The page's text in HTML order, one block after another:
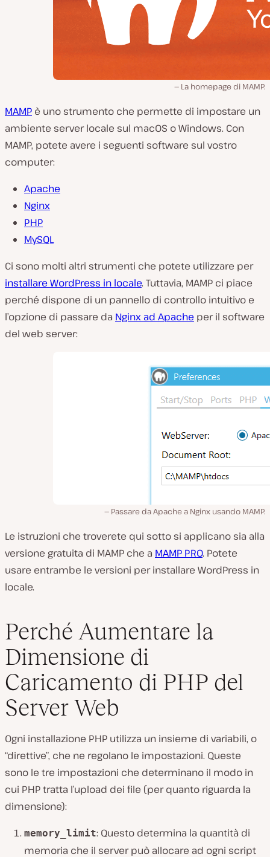
La homepage di MAMP.
MAMP è uno strumento che permette di impostare un
ambiente server locale sul macOS o Windows. Con
MAMP, potete avere i seguenti software sul vostro
computer:
Apache
Nginx
PHP
MySQL
Ci sono molti altri strumenti che potete utilizzare per
installare WordPress in locale. Tuttavia, MAMP ci piace
perché dispone di un pannello di controllo intuitivo e
l’opzione di passare da Nginx ad Apache per il software
del web server:
Passare da Apache a Nginx usando MAMP.
Le istruzioni che troverete qui sotto si applicano sia alla
versione gratuita di MAMP che a MAMP PRO. Potete
usare entrambe le versioni per installare WordPress in
locale.
Perché Aumentare la
Dimensione di
Caricamento di PHP del
Server Web
Ogni installazione PHP utilizza un insieme di variabili, o
“direttive”, che ne regolano le impostazioni. Queste
sono le tre impostazioni che determinano il modo in
cui PHP tratta l’upload dei file (per quanto riguarda la
dimensione):
memory_limit: Questo determina la quantità di
memoria che il server può allocare ad ogni script